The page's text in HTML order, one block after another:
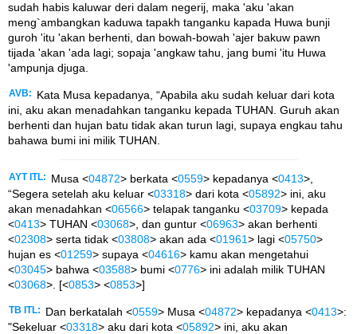
sudah habis kaluwar deri dalam negerij, maka 'aku 'akan
meng`ambangkan kaduwa tapakh tanganku kapada Huwa bunji
guroh 'itu 'akan berhenti, dan bowah-bowah 'ajer bakuw pawn
tijada 'akan 'ada lagi; sopaja 'angkaw tahu, jang bumi 'itu Huwa
'ampunja djuga.
AVB:
Kata Musa kepadanya, “Apabila aku sudah keluar dari kota
ini, aku akan menadahkan tanganku kepada TUHAN. Guruh akan
berhenti dan hujan batu tidak akan turun lagi, supaya engkau tahu
bahawa bumi ini milik TUHAN.
AYT ITL: Musa <04872> berkata <0559> kepadanya <0413>,
“Segera setelah aku keluar <03318> dari kota <05892> ini, aku
akan menadahkan <06566> telapak tanganku <03709> kepada
<0413> TUHAN <03068>, dan guntur <06963> akan berhenti
<02308> serta tidak <03808> akan ada <01961> lagi <05750>
hujan es <01259> supaya <04616> kamu akan mengetahui
<03045> bahwa <03588> bumi <0776> ini adalah milik TUHAN
<03068>. [<0853> <0853>]
TB ITL: Dan berkatalah <0559> Musa <04872> kepadanya <0413>:
"Sekeluar <03318> aku dari kota <05892> ini, aku akan